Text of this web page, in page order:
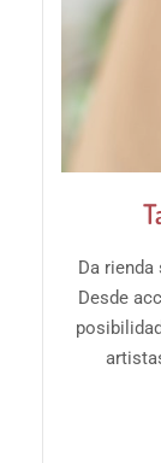
Da
Desde